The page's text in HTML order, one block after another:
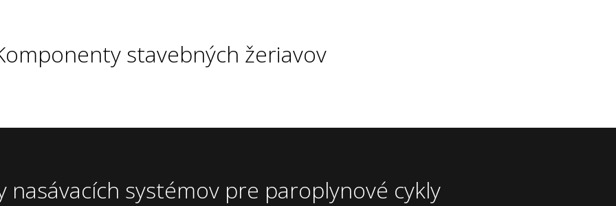
stavebných žeriavov
nasávacích systémov pre paroplynové cykly